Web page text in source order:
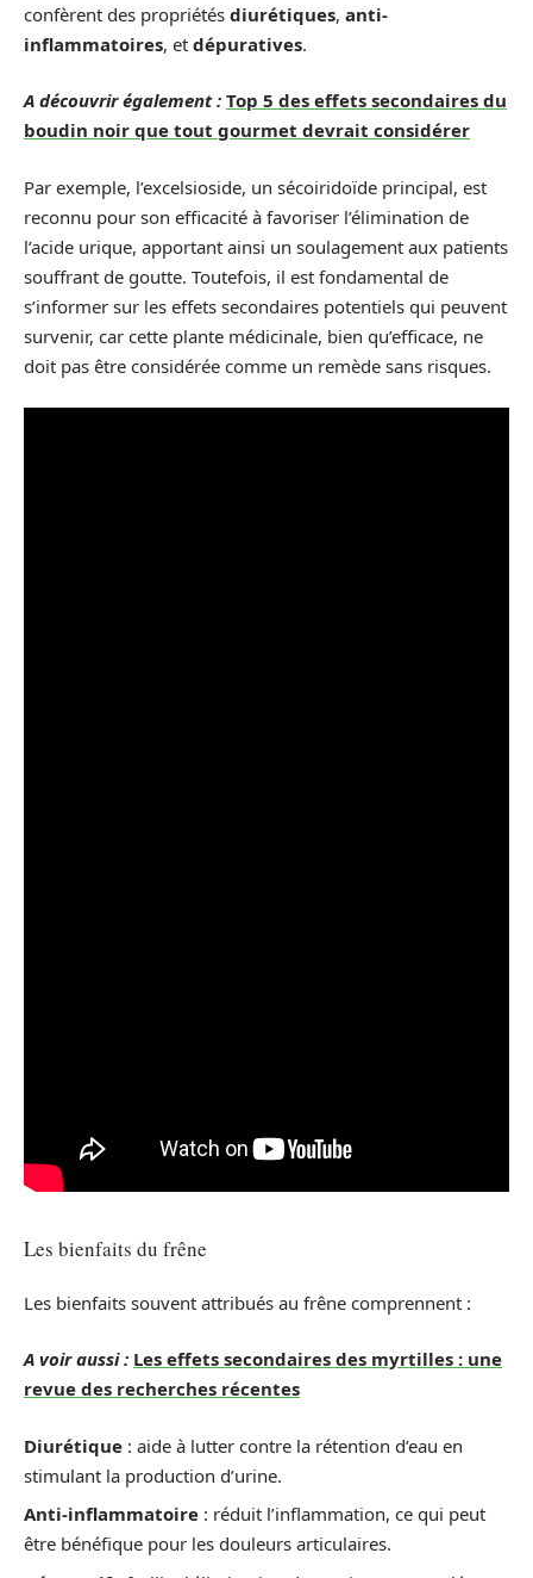
confèrent des propriétés diurétiques, anti-
inflammatoires, et dépuratives.
A découvrir également : Top 5 des effets secondaires du
boudin noir que tout gourmet devrait considérer
Par exemple, l’excelsioside, un sécoiridoïde principal, est
reconnu pour son efficacité à favoriser l’élimination de
l’acide urique, apportant ainsi un soulagement aux patients
souffrant de goutte. Toutefois, il est fondamental de
s’informer sur les effets secondaires potentiels qui peuvent
survenir, car cette plante médicinale, bien qu’efficace, ne
doit pas être considérée comme un remède sans risques.
Les bienfaits du frêne
Les bienfaits souvent attribués au frêne comprennent :
A voir aussi : Les effets secondaires des myrtilles : une
revue des recherches récentes
Diurétique : aide à lutter contre la rétention d’eau en
stimulant la production d’urine.
Anti-inflammatoire : réduit l’inflammation, ce qui peut
être bénéfique pour les douleurs articulaires.